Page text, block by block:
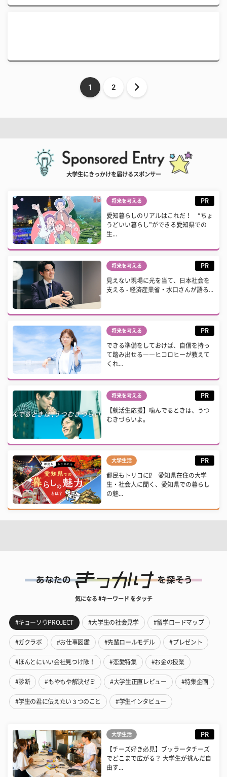
1 2
大学生にきっかけを届けるスポンサー
将来を考える PR
愛知暮らしのリアルはこれだ！ “ちょ
うどいい暮らし”ができる愛知県での
生...
将来を考える PR
見えない現場に光を当て、日本社会を
支える - 経済産業省・水口さんが語る...
将来を考える PR
できる準備をしておけば、自信を持っ
て踏み出せる――ヒコロヒーが教えて
くれ...
将来を考える PR
【就活生応援】噛んでるときは、うつ
むきづらいよ。
大学生活 PR
都民もトリコに⁉ 愛知県在住の大学
生・社会人に聞く、愛知県での暮らし
の魅...
気になる #キーワード をタッチ
#キョーソウPROJECT #大学生の社会見学 #留学ロードマップ
#ガクラボ #お仕事図鑑 #先輩ロールモデル #プレゼント
#ほんとにいい会社見つけ隊！ #恋愛特集 #お金の授業
#診断 #もやもや解決ゼミ #大学生正直レビュー #特集企画
#学生の君に伝えたい３つのこと #学生インタビュー
大学生活 PR
【チーズ好き必見】ブッラータチーズ
でどこまで広がる？ 大学生が挑んだ自
由す...